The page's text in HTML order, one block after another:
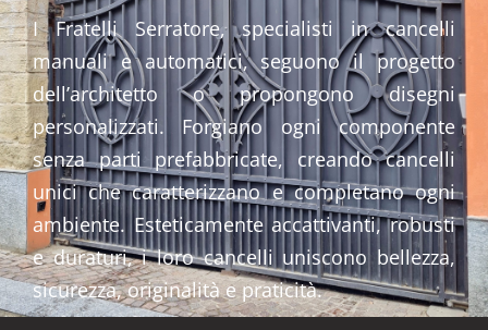
I Fratelli Serratore, specialisti in cancelli
manuali e automatici, seguono il progetto
dell’architetto o propongono disegni
personalizzati. Forgiano ogni componente
senza parti prefabbricate, creando cancelli
unici che caratterizzano e completano ogni
ambiente. Esteticamente accattivanti, robusti
e duraturi, i loro cancelli uniscono bellezza,
sicurezza, originalità e praticità.